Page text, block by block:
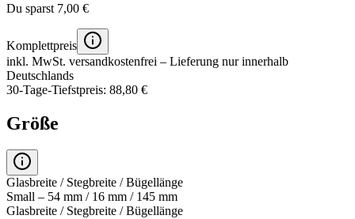
Du sparst 7,00 €
Komplettpreis
inkl. MwSt. versandkostenfrei – Lieferung nur innerhalb
Deutschlands
30-Tage-Tiefstpreis: 88,80 €
Größe
Glasbreite / Stegbreite / Bügellänge
Small – 54 mm / 16 mm / 145 mm
Glasbreite / Stegbreite / Bügellänge